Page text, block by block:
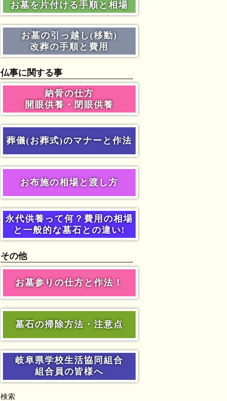
お墓を片付ける手順と相場
お墓の引っ越し(移動)
改葬の手順と費用
仏事に関する事
納骨の仕方
開眼供養・閉眼供養
葬儀(お葬式)のマナーと作法
お布施の相場と渡し方
永代供養って何？費用の相場
と一般的な墓石との違い!
その他
お墓参りの仕方と作法！
墓石の掃除方法・注意点
岐阜県学校生活協同組合
組合員の皆様へ
検索